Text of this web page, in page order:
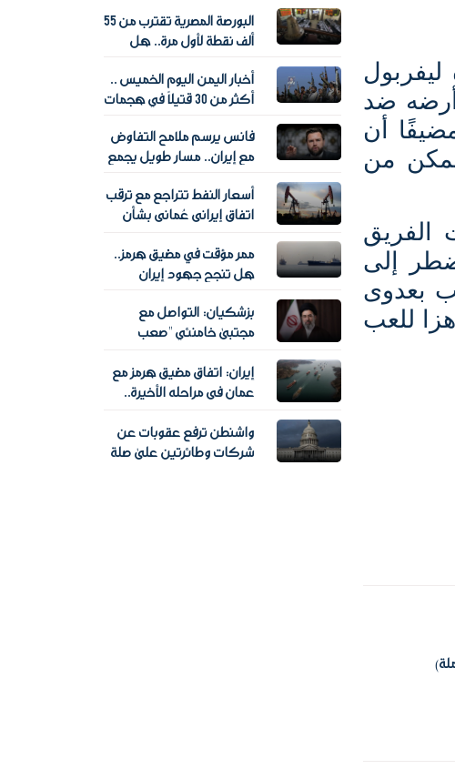
أرضه ضد
أن
من
الفريق
إلى
بعدوى
للعب
البورصة المصرية تقترب من 55
ألف نقطة لأول مرة.. هل
أخبار اليمن اليوم الخميس ..
أكثر من 30 قتيلًا في هجمات
حكومية
فانس يرسم ملامح التفاوض
مع إيران.. مسار طويل يجمع
والاقتصادية والدبلوماسية
أسعار النفط تتراجع مع ترقب
اتفاق إيراني عُماني بشأن
ممر مؤقت في مضيق هرمز..
هل تنجح جهود إيران
الشحن؟
بزشكيان: التواصل مع
مجتبى خامنئي "صعب
للمرشد الإيراني الجديد
إيران: اتفاق مضيق هرمز مع
عمان في مراحله الأخيرة..
واشنطن ترفع عقوبات عن
شركات وطائرتين على صلة